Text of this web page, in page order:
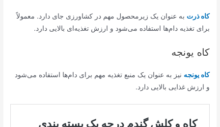
کاه ذرت به عنوان یک زیرمحصول مهم در کشاورزی جای دارد. معمولاً
برای تغذیه دام‌ها استفاده می‌شود و ارزش تغذیه‌ای بالایی دارد.
کاه یونجه
کاه یونجه نیز به عنوان یک منبع تغذیه مهم برای دام‌ها استفاده می‌شود
و ارزش غذایی بالایی دارد.